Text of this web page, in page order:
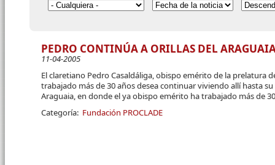
PEDRO CONTINÚA A ORILLAS DEL
11-04-2005
El claretiano Pedro Casaldáliga, obispo emérito de la prelatura
trabajado más de 30 años desea continuar viviendo allí hasta
Araguaia, en donde el ya obispo emérito ha trabajado más de
Categoría: Fundación PROCLADE